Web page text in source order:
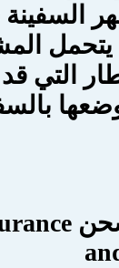
السفينة
يتحمل
التي